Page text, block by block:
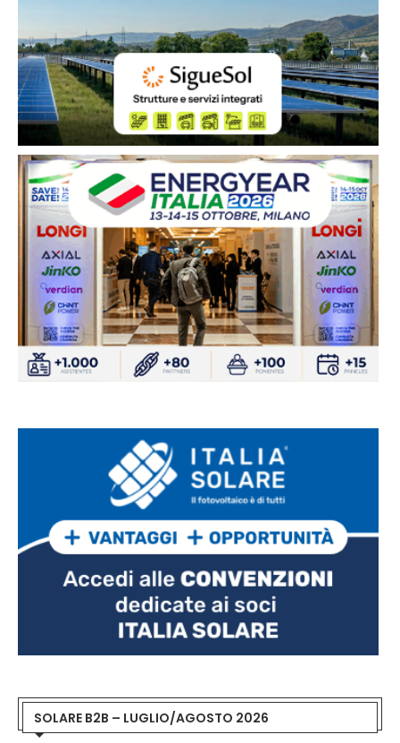
SOLARE B2B – LUGLIO/AGOSTO 2026